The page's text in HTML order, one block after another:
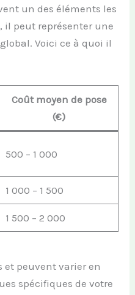
un des éléments les
il peut représenter une
Voici ce à quoi il
Coût moyen de pose
(€)
500 – 1 000
1 000 – 1 500
1 500 – 2 000
et peuvent varier en
spécifiques de votre